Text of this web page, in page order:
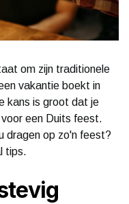
om zijn traditionele
vakantie boekt in
kans is groot dat je
een Duits feest.
dragen op zo'n feest?
tips.